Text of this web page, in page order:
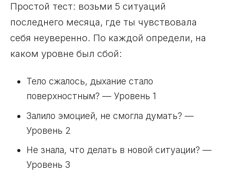
Простой тест: возьми 5 ситуаций
последнего месяца, где ты чувствовала
себя неуверенно. По каждой определи, на
каком уровне был сбой:
Тело сжалось, дыхание стало
поверхностным? — Уровень 1
Залило эмоцией, не смогла думать? —
Уровень 2
Не знала, что делать в новой ситуации? —
Уровень 3